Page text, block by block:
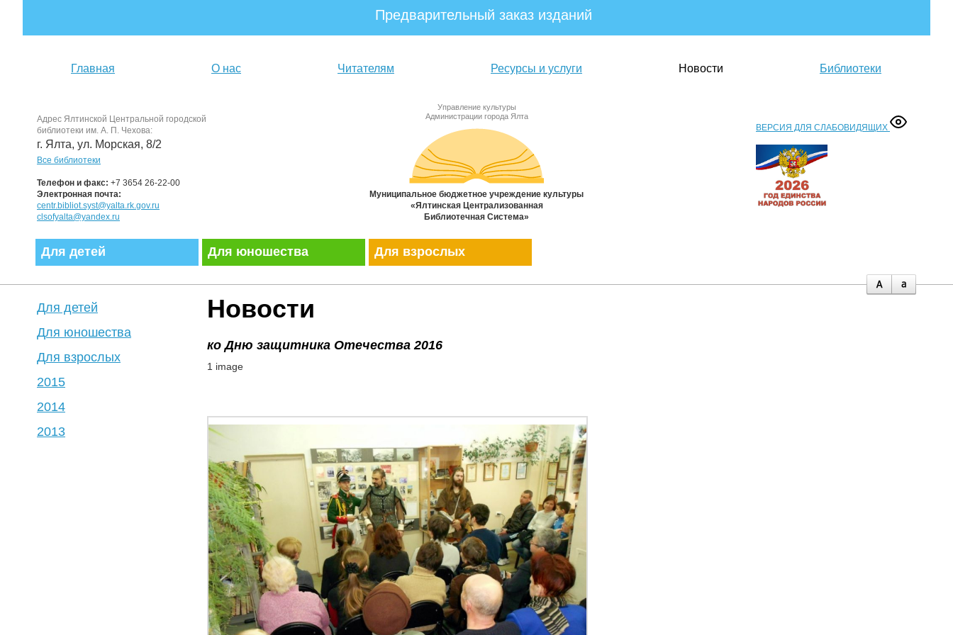
Предварительный заказ изданий
Главная О нас Читателям Ресурсы и услуги Новости Библиотеки
Управление культуры
Администрации города Ялта
Муниципальное бюджетное учреждение культуры
«Ялтинская Централизованная
Библиотечная Система»
Адрес Ялтинской Центральной городской
библиотеки им. А. П. Чехова:
г. Ялта, ул. Морская, 8/2
Все библиотеки
Телефон и факс: +7 3654 26-22-00
Электронная почта:
centr.bibliot.syst@yalta.rk.gov.ru
clsofyalta@yandex.ru
ВЕРСИЯ ДЛЯ СЛАБОВИДЯЩИХ
Для детей Для юношества Для взрослых
Новости
ко Дню защитника Отечества 2016
1 image
Для детей
Для юношества
Для взрослых
2015
2014
2013